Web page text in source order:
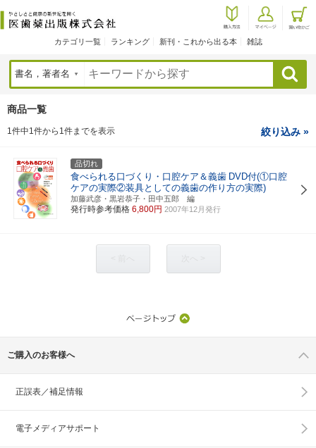
カテゴリ一覧 ランキング 新刊・これから出る本 雑誌
検索
商品一覧
1件中1件から1件までを表示 絞り込み »
品切れ
食べられる口づくり・口腔ケア＆義歯 DVD付(①口腔
ケアの実際②装具としての義歯の作り方の実際)
加藤武彦・黒岩恭子・田中五郎 編
発行時参考価格 6,800円 2007年12月発行
ご購入のお客様へ
正誤表／補足情報
電子メディアサポート